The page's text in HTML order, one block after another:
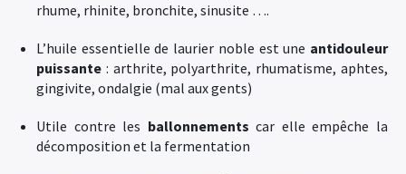
rhume, rhinite, bronchite, sinusite ….
L’huile essentielle de laurier noble est une antidouleur
puissante : arthrite, polyarthrite, rhumatisme, aphtes,
gingivite, ondalgie (mal aux gents)
Utile contre les ballonnements car elle empêche la
décomposition et la fermentation